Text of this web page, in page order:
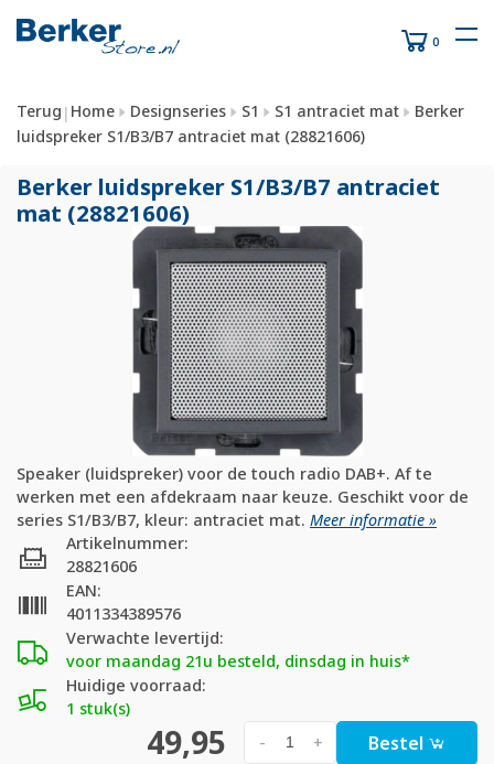
0
Terug | Home Designseries S1 S1 antraciet mat
Berker
luidspreker S1/B3/B7 antraciet mat (28821606)
Berker luidspreker S1/B3/B7 antraciet
mat (28821606)
Speaker (luidspreker) voor de touch radio DAB+. Af te
werken met een afdekraam naar keuze. Geschikt voor de
series S1/B3/B7, kleur: antraciet mat. Meer informatie »
Verwachte levertijd:
voor maandag 21u besteld, dinsdag in huis*
Huidige voorraad:
1 stuk(s)
Artikelnummer:
28821606
EAN:
4011334389576
49,95 +
- Bestel